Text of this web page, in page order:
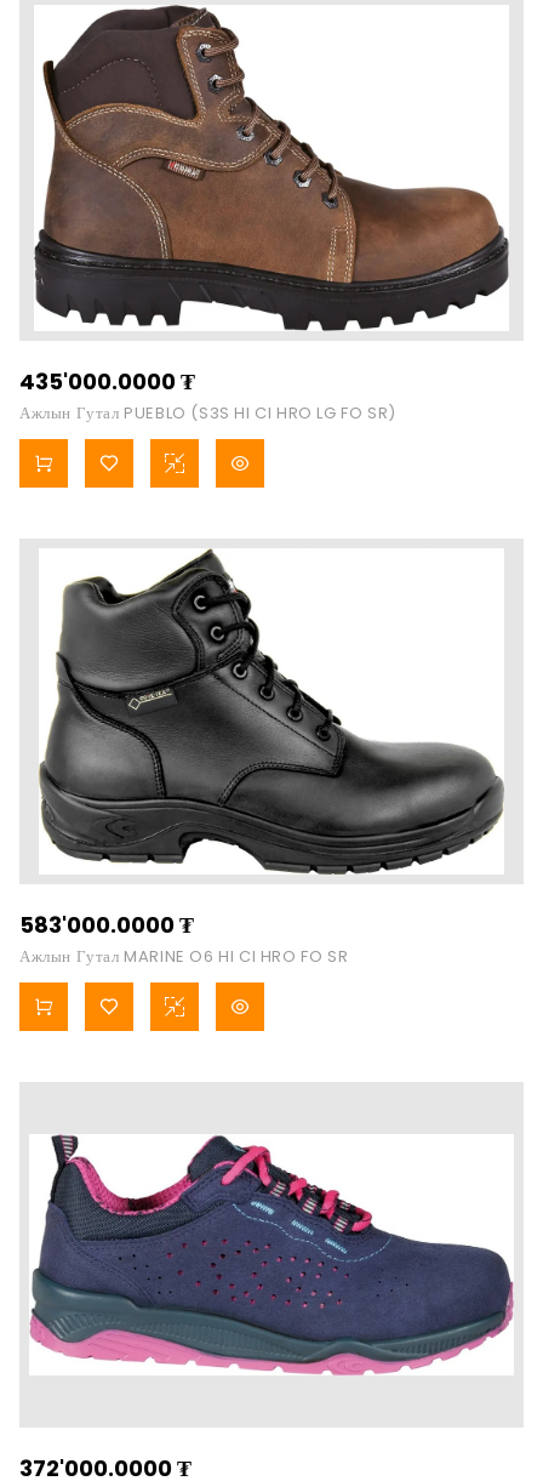
435'000.0000₮
Ажлын Гутал PUEBLO (S3S HI CI HRO LG FO SR)
583'000.0000₮
Ажлын Гутал MARINE O6 HI CI HRO FO SR
372'000.0000₮